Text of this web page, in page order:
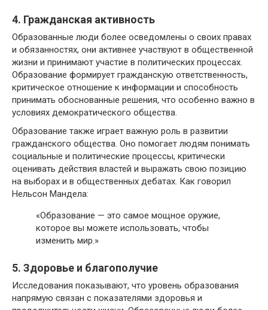
4. Гражданская активность
Образованные люди более осведомлены о своих правах
и обязанностях, они активнее участвуют в общественной
жизни и принимают участие в политических процессах.
Образование формирует гражданскую ответственность,
критическое отношение к информации и способность
принимать обоснованные решения, что особенно важно в
условиях демократического общества.
Образование также играет важную роль в развитии
гражданского общества. Оно помогает людям понимать
социальные и политические процессы, критически
оценивать действия властей и выражать свою позицию
на выборах и в общественных дебатах. Как говорил
Нельсон Мандела:
«Образование — это самое мощное оружие,
которое вы можете использовать, чтобы
изменить мир.»
5. Здоровье и благополучие
Исследования показывают, что уровень образования
напрямую связан с показателями здоровья и